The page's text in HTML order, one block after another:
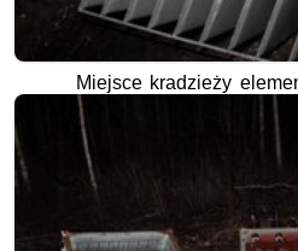
Miejsce kradzieży